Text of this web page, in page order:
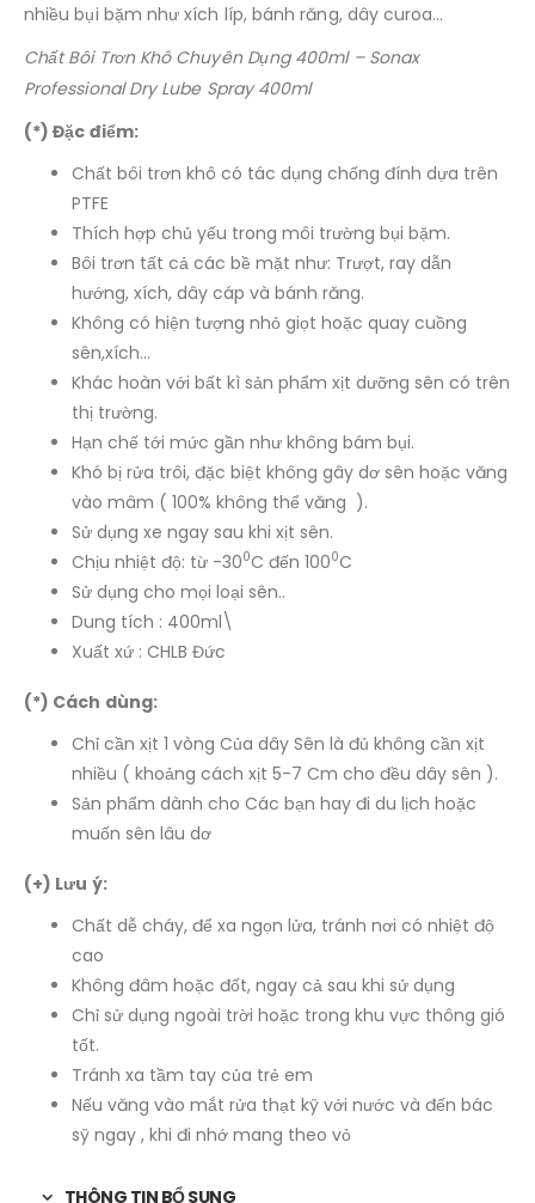
nhiều bụi bặm như xích líp, bánh răng, dây curoa…
Chất Bôi Trơn Khô Chuyên Dụng 400ml – Sonax
Professional Dry Lube Spray 400ml
(*) Đặc điểm:
Chất bôi trơn khô có tác dụng chống đính dựa trên
PTFE
Thích hợp chủ yếu trong môi trường bụi bặm.
Bôi trơn tất cả các bề mặt như: Trượt, ray dẫn
hướng, xích, dây cáp và bánh răng.
Không có hiện tượng nhỏ giọt hoặc quay cuồng
sên,xích…
Khác hoàn với bất kì sản phẩm xịt dưỡng sên có trên
thị trường.
Hạn chế tới mức gần như không bám bụi.
Khó bị rửa trôi, đặc biệt không gây dơ sên hoặc văng
vào mâm ( 100% không thể văng ).
Sử dụng xe ngay sau khi xịt sên.
Chịu nhiệt độ: từ -300C đến 1000C
Sử dụng cho mọi loại sên..
Dung tích : 400ml\
Xuất xứ : CHLB Đức
(*) Cách dùng:
Chỉ cần xịt 1 vòng Của dây Sên là đủ không cần xịt
nhiều ( khoảng cách xịt 5-7 Cm cho đều dây sên ).
Sản phẩm dành cho Các bạn hay đi du lịch hoặc
muốn sên lâu dơ
(+) Lưu ý:
Chất dễ cháy, để xa ngọn lửa, tránh nơi có nhiệt độ
cao
Không đâm hoặc đốt, ngay cả sau khi sử dụng
Chỉ sử dụng ngoài trời hoặc trong khu vực thông gió
tốt.
Tránh xa tầm tay của trẻ em
Nếu văng vào mắt rửa thạt kỹ với nước và đến bác
sỹ ngay , khi đi nhớ mang theo vỏ
THÔNG TIN BỔ SUNG